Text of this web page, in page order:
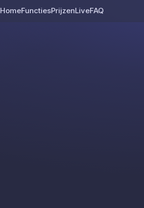
HomeFunctiesPrijzenLiveFAQ